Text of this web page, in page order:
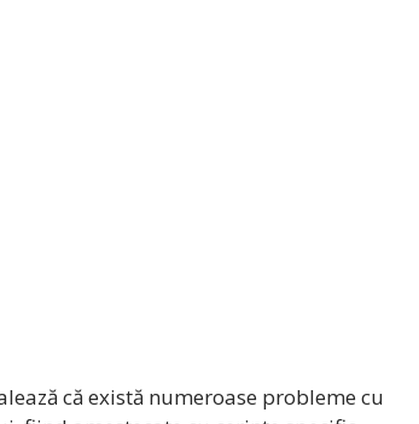
că există numeroase probleme cu